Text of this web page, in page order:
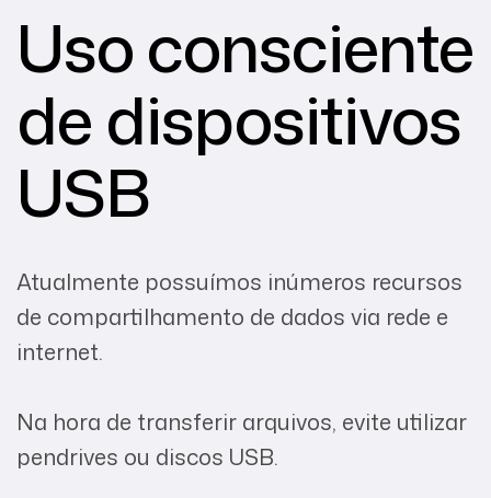
Uso consciente
de dispositivos
USB
Atualmente possuímos inúmeros recursos
de compartilhamento de dados via rede e
internet.
Na hora de transferir arquivos, evite utilizar
pendrives ou discos USB.